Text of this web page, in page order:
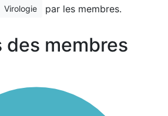
Virologie par les membres.
des membres